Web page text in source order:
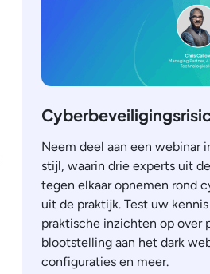
Neem deel aan een webinar
stijl, waarin drie experts uit
tegen elkaar opnemen rond
uit de praktijk. Test uw
praktische inzichten op over
blootstelling aan het dark
configuraties en meer.